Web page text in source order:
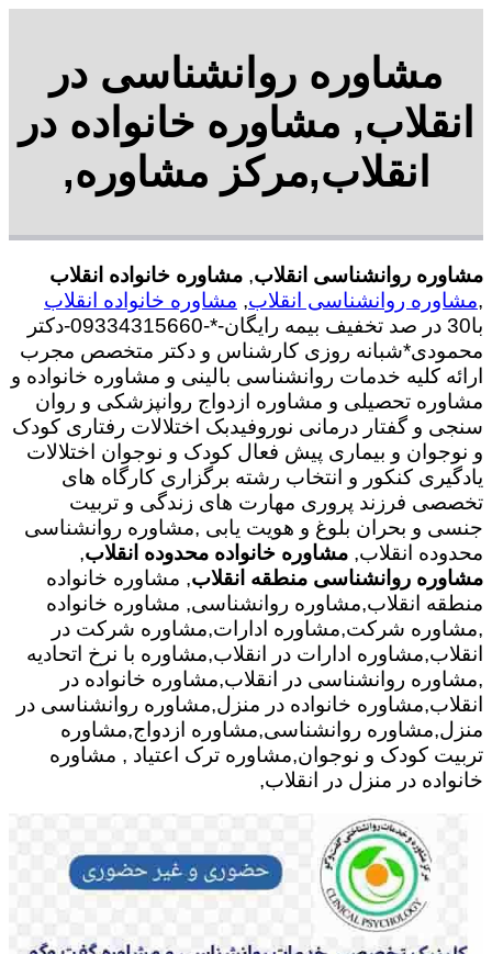
مشاوره روانشناسی در
انقلاب, مشاوره خانواده در
انقلاب,مرکز مشاوره,
مشاوره روانشناسی انقلاب, مشاوره خانواده انقلاب
,مشاوره روانشناسی انقلاب, مشاوره خانواده انقلاب
با30 در صد تخفیف بیمه رایگان-*-09334315660-دکتر
محمودی*شبانه روزی کارشناس و دکتر متخصص مجرب
ارائه کلیه خدمات روانشناسی بالینی و مشاوره خانواده و
مشاوره تحصیلی و مشاوره ازدواج روانپزشکی و روان
سنجی و گفتار درمانی نوروفیدبک اختلالات رفتاری کودک
و نوجوان و بیماری پیش فعال کودک و نوجوان اختلالات
یادگیری کنکور و انتخاب رشته برگزاری کارگاه های
تخصصی فرزند پروری مهارت های زندگی و تربیت
جنسی و بحران بلوغ و هویت یابی ,مشاوره روانشناسی
محدوده انقلاب, مشاوره خانواده محدوده انقلاب,
مشاوره روانشناسی منطقه انقلاب, مشاوره خانواده
منطقه انقلاب,مشاوره روانشناسی, مشاوره خانواده
,مشاوره شرکت,مشاوره ادارات,مشاوره شرکت در
انقلاب,مشاوره ادارات در انقلاب,مشاوره با نرخ اتحادیه
,مشاوره روانشناسی در انقلاب,مشاوره خانواده در
انقلاب,مشاوره خانواده در منزل,مشاوره روانشناسی در
منزل,مشاوره روانشناسی,مشاوره ازدواج,مشاوره
تربیت کودک و نوجوان,مشاوره ترک اعتیاد , مشاوره
خانواده در منزل در انقلاب,